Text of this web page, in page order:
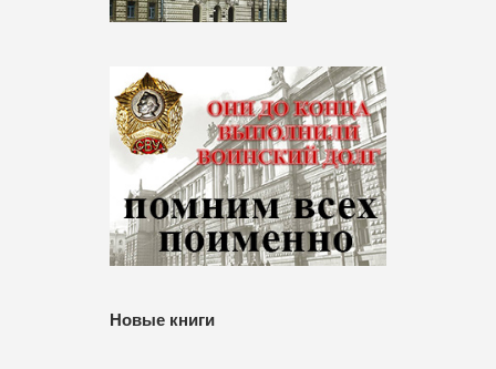
Новые книги